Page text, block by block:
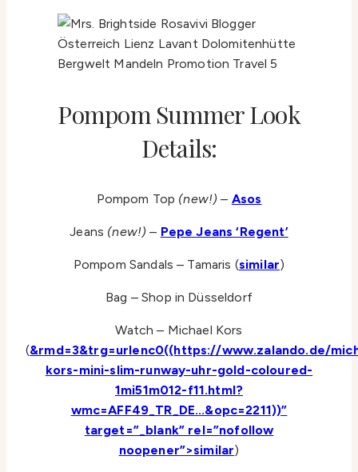
Pompom Summer Look
Details:
Pompom Top (new!)– Asos
Jeans (new!)– Pepe Jeans ‘Regent’
Pompom Sandals – Tamaris (similar)
Bag – Shop in Düsseldorf
Watch – Michael Kors
(&rmd=3&trg=urlenc0((https://www.zalando.de/
kors-mini-slim-runway-uhr-gold-coloured-
1mi51m012-f11.html?
wmc=AFF49_TR_DE...&opc=2211))”
target=”_blank” rel=”nofollow
noopener”>similar)